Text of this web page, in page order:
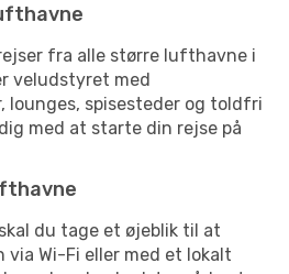
fra alle større lufthavne i
veludstyret med
lounges, spisesteder og toldfri
med at starte din rejse på
du tage et øjeblik til at
via Wi-Fi eller med et lokalt